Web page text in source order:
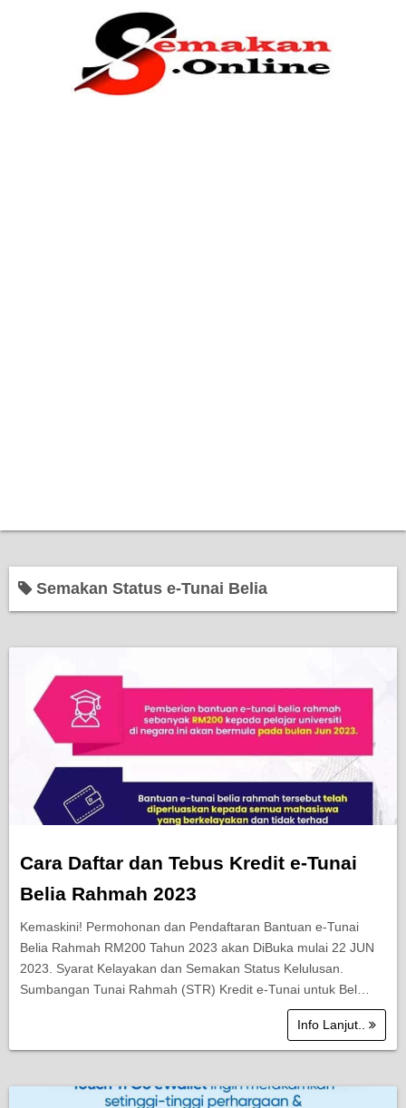
Semakan Status e-Tunai Belia
Cara Daftar dan Tebus Kredit e-Tunai
Belia Rahmah 2023
Kemaskini! Permohonan dan Pendaftaran Bantuan e-Tunai
Belia Rahmah RM200 Tahun 2023 akan DiBuka mulai 22 JUN
2023. Syarat Kelayakan dan Semakan Status Kelulusan.
Sumbangan Tunai Rahmah (STR) Kredit e-Tunai untuk Bel…
Info Lanjut..